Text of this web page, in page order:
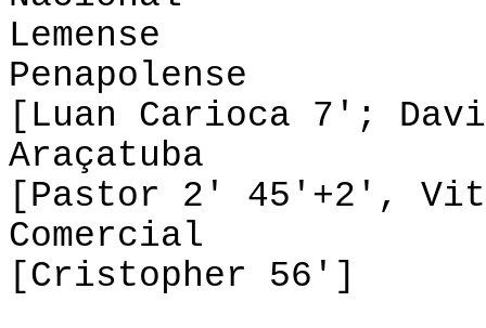
Lemense 0-
Penapolense
[Luan Carioca 7';
Araçatuba 0-
[Pastor 2' 45'+2',
Comercial 1-
[Cristopher 56']